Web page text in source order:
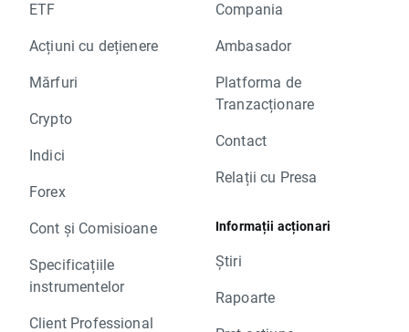
ETF
Acțiuni cu dețienere
Mărfuri
Crypto
Indici
Forex
Cont și Comisioane
Specificațiile
instrumentelor
Client Professional
Compania
Ambasador
Platforma de
Tranzacționare
Contact
Relații cu Presa
Informații acționari
Știri
Rapoarte